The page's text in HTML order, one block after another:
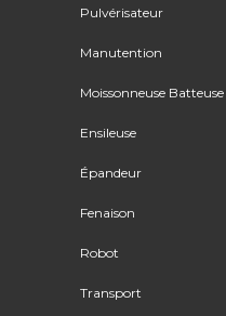
Pulvérisateur
Manutention
Moissonneuse Batteuse
Ensileuse
Épandeur
Fenaison
Robot
Transport